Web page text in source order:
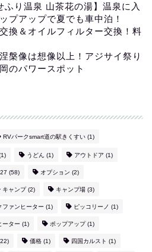
ふり温泉 山茶花の湯】温泉に入
プアップで夏でも車中泊！
換＆オイルフィルター交換！料
槃像は想像以上！アジサイ祭り
のパワースポット
RVパークsmart道の駅きくすい (1)
うどん (1) アウトドア (1)
(58) オプション (2)
キャンプ(2) キャンプ場 (3)
ファンヒーター (1) ピッコリーノ (1)
ーター (1) ポップアップ(1)
価格 (1) 四国カルスト (1)